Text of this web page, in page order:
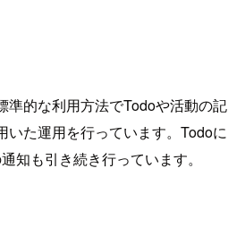
準的な利用方法でTodoや活動の記
いた運用を行っています。Todoに
知も引き続き行っています。